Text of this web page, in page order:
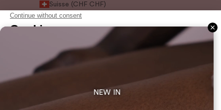
Suisse (CHF CHF)
Suriname (EUR €)
Svalbard et Jan Mayen (EUR €)
Tchéquie (CZK Kč)
Ukraine (EUR €)
© 2026 - Holidermie
NEW IN